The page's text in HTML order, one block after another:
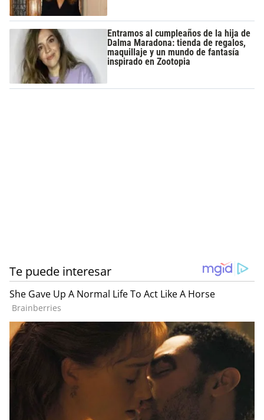
Entramos al cumpleaños de la hija de
Dalma Maradona: tienda de regalos,
maquillaje y un mundo de fantasía
inspirado en Zootopia